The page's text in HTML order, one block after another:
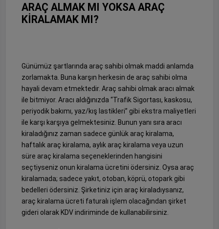
ARAÇ ALMAK MI YOKSA ARAÇ
KİRALAMAK MI?
Günümüz şartlarında araç sahibi olmak maddi anlamda
zorlamakta. Buna karşın herkesin de araç sahibi olma
hayali devam etmektedir. Araç sahibi olmak aracı almak
ile bitmiyor. Aracı aldığınızda “Trafik Sigortası, kaskosu,
periyodik bakımı, yaz/kış lastikleri” gibi ekstra maliyetleri
ile karşı karşıya gelmektesiniz. Bunun yanı sıra aracı
kiraladığınız zaman sadece günlük araç kiralama,
haftalık araç kiralama, aylık araç kiralama veya uzun
süre araç kiralama seçeneklerinden hangisini
seçtiyseniz onun kiralama ücretini ödersiniz. Oysa araç
kiralamada; sadece yakıt, otoban, köprü, otopark gibi
bedelleri ödersiniz. Şirketiniz için araç kiraladıysanız,
araç kiralama ücreti faturalı işlem olacağından şirket
gideri olarak KDV indiriminde de kullanabilirsiniz.